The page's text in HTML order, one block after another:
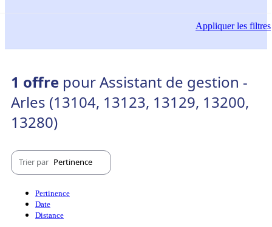
Appliquerles filtres
1 offre pour Assistant de gestion -
Arles (13104, 13123, 13129, 13200,
13280)
Trier par Pertinence
Pertinence
Date
Distance